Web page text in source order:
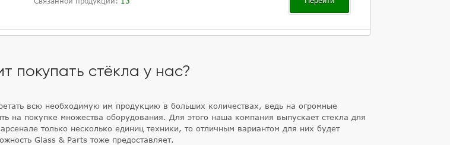
покупать стёкла у нас?
всю необходимую им продукцию в больших количествах, ведь на огромные
на покупке множества оборудования. Для этого наша компания выпускает стекла для
только несколько единиц техники, то отличным вариантом для них будет
Glass & Parts тоже предоставляет.